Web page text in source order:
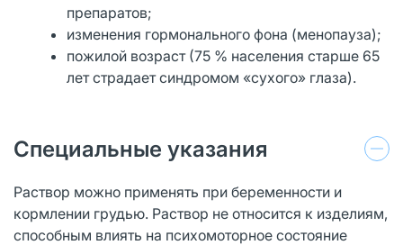
препаратов;
изменения гормонального фона (менопауза);
пожилой возраст (75 % населения старше 65
лет страдает синдромом «сухого» глаза).
Специальные указания
Раствор можно применять при беременности и
кормлении грудью. Раствор не относится к изделиям,
способным влиять на психомоторное состояние